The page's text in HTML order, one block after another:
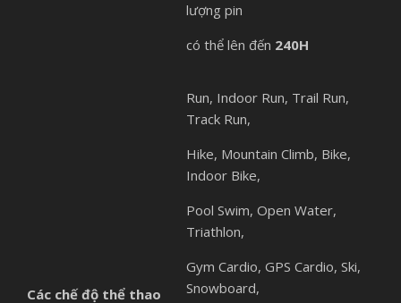
lượng pin
có thể lên đến 240H
Các chế độ thể thao
Run, Indoor Run, Trail Run,
Track Run,
Hike, Mountain Climb, Bike,
Indoor Bike,
Pool Swim, Open Water,
Triathlon,
Gym Cardio, GPS Cardio, Ski,
Snowboard,